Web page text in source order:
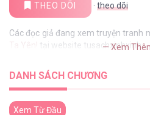
THEO DÕI · theo dõi
Các đọc giả đang xem truyện tranh
Ta Yên! tại website tusachxinhxinh
— Xem
DANH SÁCH CHƯƠNG
Xem Từ Đầu